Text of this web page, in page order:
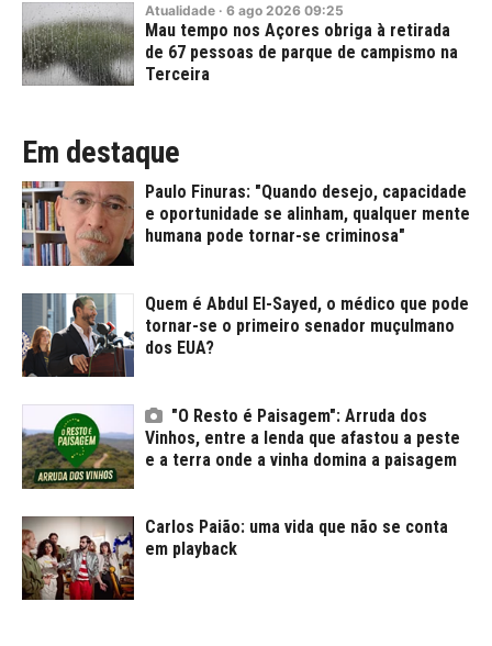
Atualidade · 6 ago 2026 09:25
Mau tempo nos Açores obriga à retirada
de 67 pessoas de parque de campismo na
Terceira
Em destaque
Paulo Finuras: "Quando desejo, capacidade
e oportunidade se alinham, qualquer mente
humana pode tornar-se criminosa"
Quem é Abdul El-Sayed, o médico que pode
tornar-se o primeiro senador muçulmano
dos EUA?
"O Resto é Paisagem": Arruda dos
Vinhos, entre a lenda que afastou a peste
e a terra onde a vinha domina a paisagem
Carlos Paião: uma vida que não se conta
em playback